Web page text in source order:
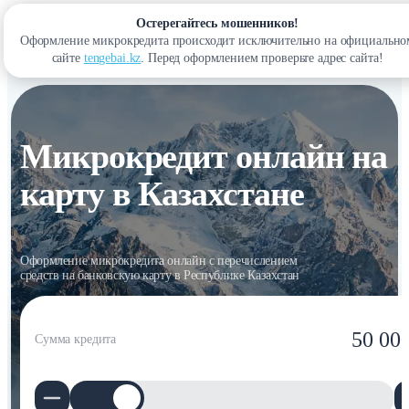
Остерегайтесь мошенников!
Оформление микрокредита происходит исключительно на
сайте tengebai.kz. Перед оформлением проверьте адрес сайта!
Войти
Микрокредит онлайн на
карту в Казахстане
Оформление микрокредита онлайн с перечислением
средств на банковскую карту в Республике Казахстан
Сумма кредита 50